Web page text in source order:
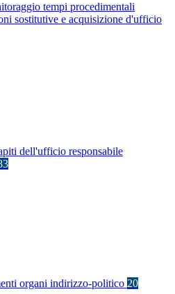
tempi procedimentali
sostitutive e acquisizione d'ufficio
dell'ufficio responsabile
organi indirizzo-politico 20